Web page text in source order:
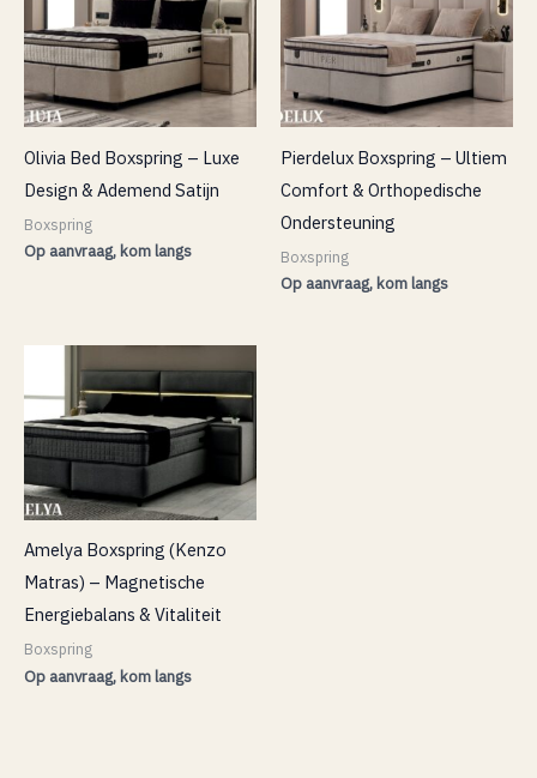
Olivia Bed Boxspring – Luxe
Design & Ademend Satijn
Boxspring
Op aanvraag, kom langs
Pierdelux Boxspring – Ultiem
Comfort & Orthopedische
Ondersteuning
Boxspring
Op aanvraag, kom langs
Amelya Boxspring (Kenzo
Matras) – Magnetische
Energiebalans & Vitaliteit
Boxspring
Op aanvraag, kom langs